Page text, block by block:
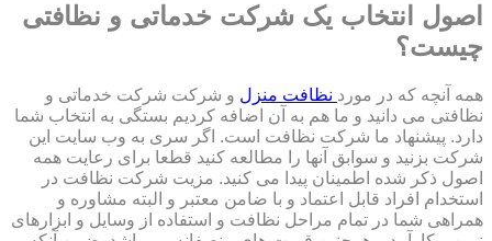
اصول انتخاب یک شرکت خدماتی و نظافتی
چیست؟
همه آنچه که در مورد نظافت منزل و شرکت شرکت خدماتی و
نظافتی می دانید و ما هم به آن اضافه کردیم بستگی به انتخاب شما
دارد. پیشنهاد ما شرکت نظافت است. اگر سری به وب سایت این
شرکت بزنید و سوابق آنها را مطالعه کنید قطعا برای رعایت همه
اصول ذکر شده اطمینان پیدا می کنید. مزیت شرکت نظافت در
استخدام افراد قابل اعتماد و با ضامن معتبر و البته مشاوره و
همراهی شما در تمام مراحل نظافت و استفاده از وسایل و ابزارهای